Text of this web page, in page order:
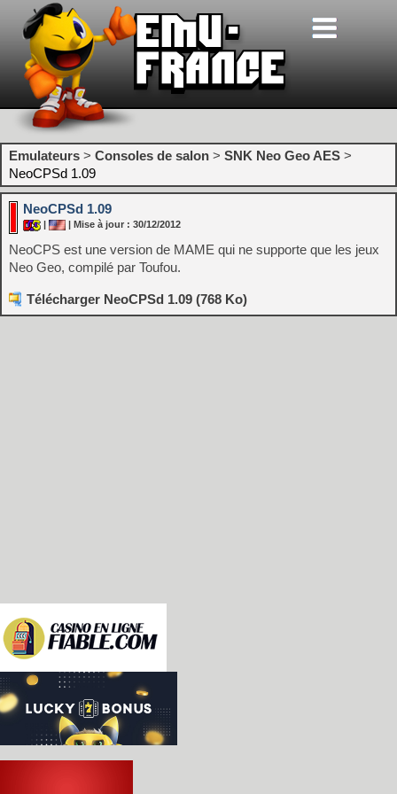
Emulateurs > Consoles de salon > SNK Neo Geo AES >
NeoCPSd 1.09
NeoCPSd 1.09
| | Mise à jour : 30/12/2012
NeoCPS est une version de MAME qui ne supporte que les jeux
Neo Geo, compilé par Toufou.
Télécharger NeoCPSd 1.09 (768 Ko)